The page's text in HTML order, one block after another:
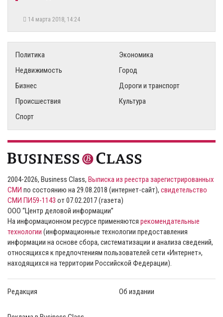
14 марта 2018, 14:24
Политика
Экономика
Недвижимость
Город
Бизнес
Дороги и транспорт
Происшествия
Культура
Спорт
2004-2026, Business Class, Выписка из реестра зарегистрированных
СМИ по состоянию на 29.08.2018 (интернет-сайт), свидетельство
СМИ ПИ59-1143 от 07.02.2017 (газета)
ООО “Центр деловой информации”
На информационном ресурсе применяются рекомендательные
технологии (информационные технологии предоставления
информации на основе сбора, систематизации и анализа сведений,
относящихся к предпочтениям пользователей сети «Интернет»,
находящихся на территории Российской Федерации).
Редакция Об издании